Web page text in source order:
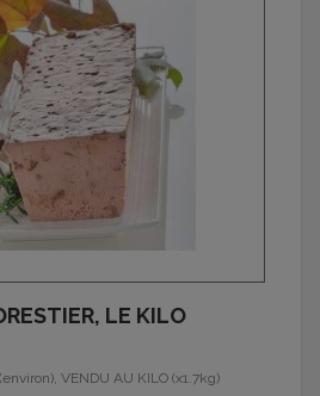
LE KILO
VENDU AU KILO (x1.7kg)